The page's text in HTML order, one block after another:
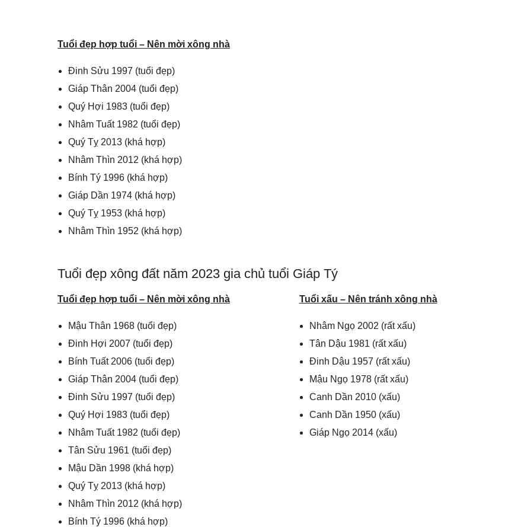
Tuổi đẹp hợp tuổi – Nên mời xông nhà
Đinh Sửu 1997 (tuổi đẹp)
Giáp Thân 2004 (tuổi đẹp)
Quý Hợi 1983 (tuổi đẹp)
Nhâm Tuất 1982 (tuổi đẹp)
Quý Tỵ 2013 (khá hợp)
Nhâm Thìn 2012 (khá hợp)
Bính Tý 1996 (khá hợp)
Giáp Dần 1974 (khá hợp)
Quý Tỵ 1953 (khá hợp)
Nhâm Thìn 1952 (khá hợp)
Tuổi đẹp xông đất năm 2023 gia chủ tuổi Giáp Tý
Tuổi đẹp hợp tuổi – Nên mời xông nhà
Mậu Thân 1968 (tuổi đẹp)
Đinh Hợi 2007 (tuổi đẹp)
Bính Tuất 2006 (tuổi đẹp)
Giáp Thân 2004 (tuổi đẹp)
Đinh Sửu 1997 (tuổi đẹp)
Quý Hợi 1983 (tuổi đẹp)
Nhâm Tuất 1982 (tuổi đẹp)
Tân Sửu 1961 (tuổi đẹp)
Mậu Dần 1998 (khá hợp)
Quý Tỵ 2013 (khá hợp)
Nhâm Thìn 2012 (khá hợp)
Bính Tý 1996 (khá hợp)
Tuổi xấu – Nên tránh xông nhà
Nhâm Ngọ 2002 (rất xấu)
Tân Dậu 1981 (rất xấu)
Đinh Dậu 1957 (rất xấu)
Mậu Ngọ 1978 (rất xấu)
Canh Dần 2010 (xấu)
Canh Dần 1950 (xấu)
Giáp Ngọ 2014 (xấu)